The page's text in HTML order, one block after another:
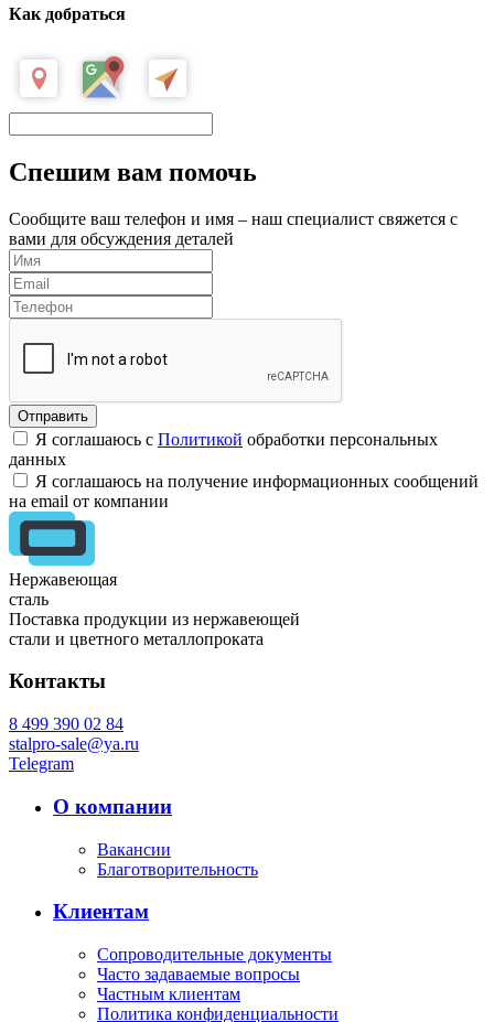
Как добраться
Спешим вам помочь
Сообщите ваш телефон и имя – наш специалист свяжется с
вами для обсуждения деталей
Я соглашаюсь с Политикой обработки персональных
данных
Я соглашаюсь на получение информационных сообщений
на email от компании
Нержавеющая
сталь
Поставка продукции из нержавеющей
стали и цветного металлопроката
Контакты
8 499 390 02 84
stalpro-sale@ya.ru
Telegram
О компании
Вакансии
Благотворительность
Клиентам
Сопроводительные документы
Часто задаваемые вопросы
Частным клиентам
Политика конфиденциальности